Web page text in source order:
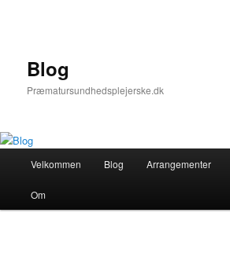
Blog
Præmatursundhedsplejerske.dk
Velkommen Blog Arrangementer
Om